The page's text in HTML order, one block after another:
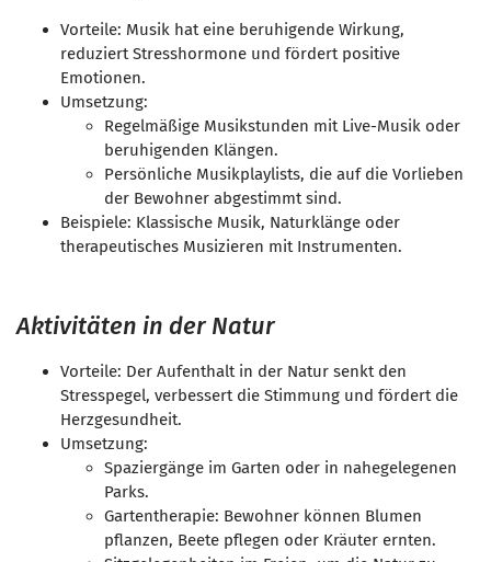
Vorteile: Musik hat eine beruhigende Wirkung,
reduziert Stresshormone und fördert positive
Emotionen.
Umsetzung:
Regelmäßige Musikstunden mit Live-Musik oder
beruhigenden Klängen.
Persönliche Musikplaylists, die auf die Vorlieben
der Bewohner abgestimmt sind.
Beispiele: Klassische Musik, Naturklänge oder
therapeutisches Musizieren mit Instrumenten.
Aktivitäten in der Natur
Vorteile: Der Aufenthalt in der Natur senkt den
Stresspegel, verbessert die Stimmung und fördert die
Herzgesundheit.
Umsetzung:
Spaziergänge im Garten oder in nahegelegenen
Parks.
Gartentherapie: Bewohner können Blumen
pflanzen, Beete pflegen oder Kräuter ernten.